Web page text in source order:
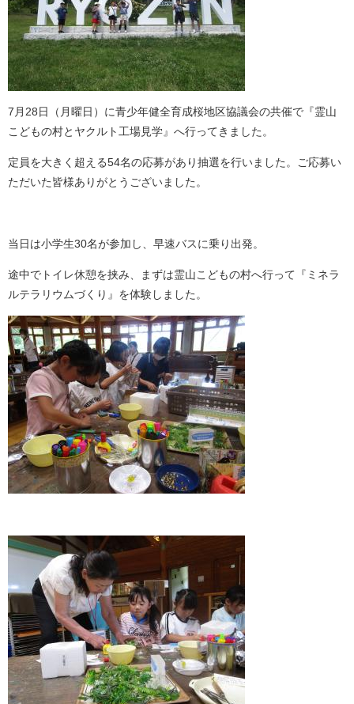
7月28日（月曜日）に青少年健全育成桜地区協議会の共催で『霊山
こどもの村とヤクルト工場見学』へ行ってきました。
定員を大きく超える54名の応募があり抽選を行いました。ご応募い
ただいた皆様ありがとうございました。
当日は小学生30名が参加し、早速バスに乗り出発。
途中でトイレ休憩を挟み、まずは霊山こどもの村へ行って『ミネラ
ルテラリウムづくり』を体験しました。